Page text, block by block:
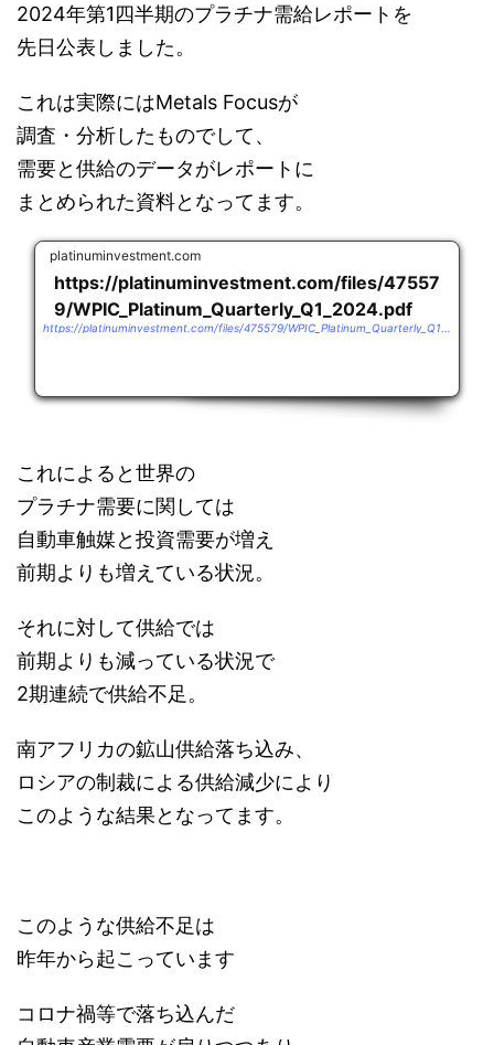
2024年第1四半期のプラチナ需給レポートを
先日公表しました。
これは実際にはMetals Focusが
調査・分析したものでして、
需要と供給のデータがレポートに
まとめられた資料となってます。
platinuminvestment.com
https://platinuminvestment.com/files/47557
9/WPIC_Platinum_Quarterly_Q1_2024.pdf
これによると世界の
プラチナ需要に関しては
自動車触媒と投資需要が増え
前期よりも増えている状況。
それに対して供給では
前期よりも減っている状況で
2期連続で供給不足。
南アフリカの鉱山供給落ち込み、
ロシアの制裁による供給減少により
このような結果となってます。
このような供給不足は
昨年から起こっています
コロナ禍等で落ち込んだ